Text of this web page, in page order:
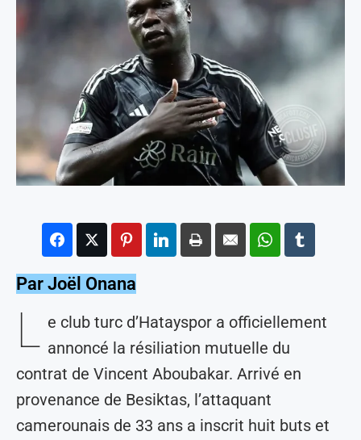
Par Joël Onana
L e club turc d’Hatayspor a officiellement
annoncé la résiliation mutuelle du
contrat de Vincent Aboubakar. Arrivé en
provenance de Besiktas, l’attaquant
camerounais de 33 ans a inscrit huit buts et